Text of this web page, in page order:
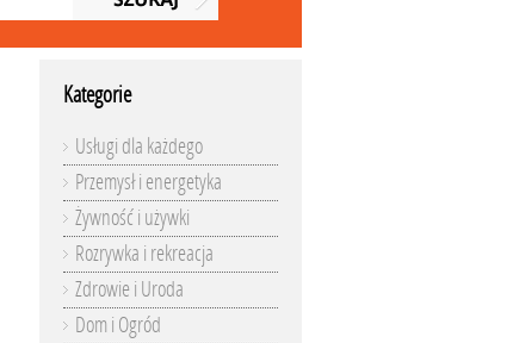
Kategorie
Usługi dla każdego
Przemysł i energetyka
Żywność i używki
Rozrywka i rekreacja
Zdrowie i Uroda
Dom i Ogród